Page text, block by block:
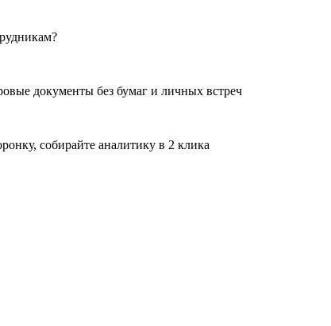
документы без бумаг и личных встреч
собирайте аналитику в 2 клика